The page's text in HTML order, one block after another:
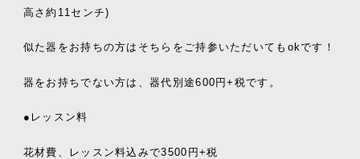
高さ約11センチ)
似た器をお持ちの方はそちらをご持参いただいてもokです！
器をお持ちでない方は、器代別途600円+税です。
●レッスン料
花材費、レッスン料込みで3500円+税